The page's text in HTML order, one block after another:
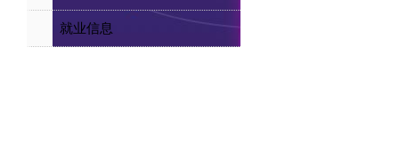
就业信息